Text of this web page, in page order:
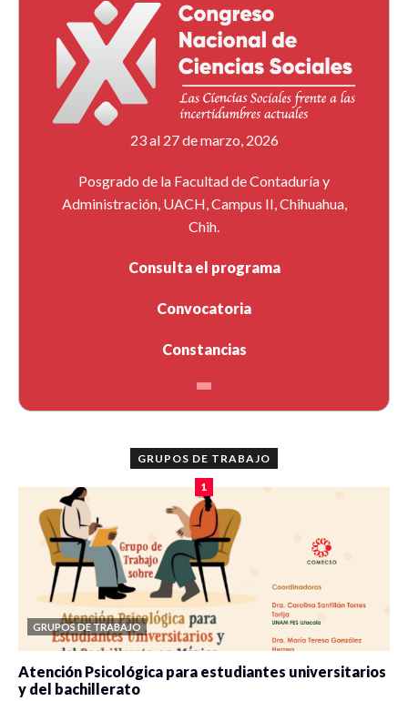
23 al 27 de marzo, 2026
Posgrado de la Facultad de Contaduría y
Administración, UACH, Campus II, Chihuahua,
Chih.
Consulta el programa
Convocatoria
Constancias
GRUPOS DE TRABAJO
1
GRUPOS DE TRABAJO
Atención Psicológica para estudiantes universitarios
y del bachillerato